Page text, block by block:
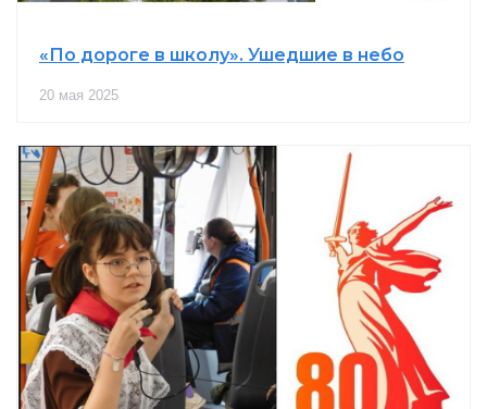
«По дороге в школу». Ушедшие в небо
20 мая 2025